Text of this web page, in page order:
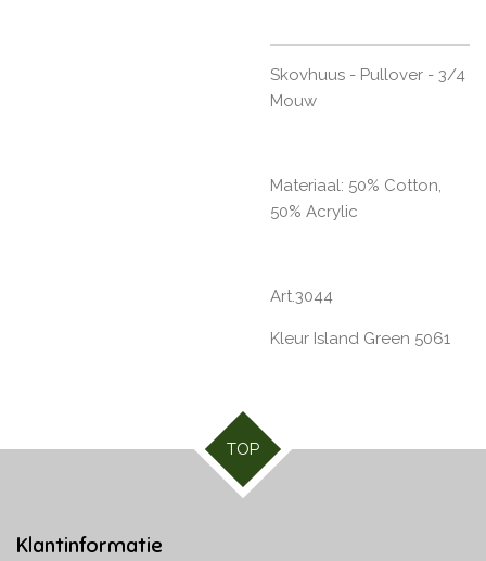
Skovhuus - Pullover - 3/4
Mouw
Materiaal: 50% Cotton,
50% Acrylic
Art.3044
Kleur Island Green 5061
TOP
Klantinformatie